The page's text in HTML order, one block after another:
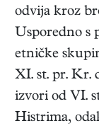
odvija kroz
Usporedno s
etničke
XI. st. pr. Kr.
izvori od VI.
Histrima,